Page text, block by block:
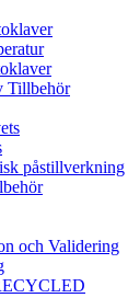
Tillbehör
påstillverkning
och Validering